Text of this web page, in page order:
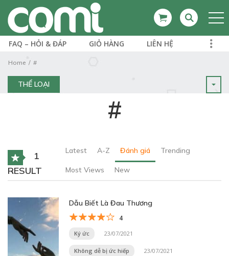
FAQ – HỎI & ĐÁP GIỎ HÀNG LIÊN HỆ
Home #
THỂ LOẠI
#
1
RESULT
Latest A-Z Đánh giá Trending
Most Views New
Dẫu Biết Là Đau Thương
4
Ký ức 23/07/2021
Không dễ bị ức hiếp 23/07/2021